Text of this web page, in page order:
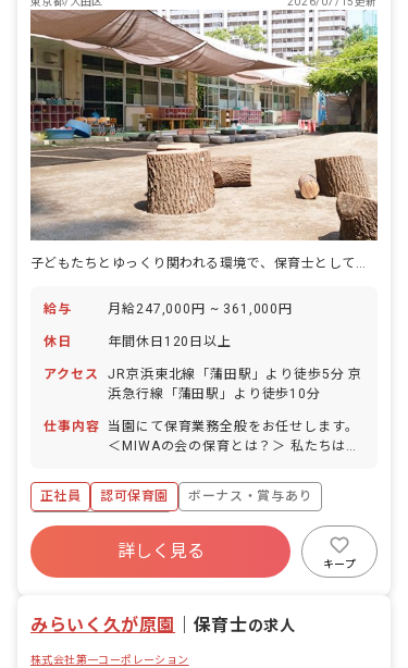
子どもたちとゆっくり関われる環境で、保育士としての幅も広がります。
給与 月給247,000円 ~ 361,000円
休日 年間休日120日以上
アクセス
JR京浜東北線「蒲田駅」より徒歩5分 京
浜急行線「蒲田駅」より徒歩10分
仕事内容
当園にて保育業務全般をお任せします。
＜MIWAの会の保育とは？＞ 私たちは
づくり」を行なっています。 具体的に
は…… ・アタッチメント（安心感の輪）
を形成する保育 ・叱る必要のない保育
・アートな保育 ・「遊びは一番の学び」
正社員 認可保育園
ボーナス・賞与あり
年間休日120日以上
寮・住宅・家賃補助あり
社会保険完備
残業少なめ
詳しく見る
キープ
みらいく久が原園 保育士の求人
株式会社第一コーポレーション